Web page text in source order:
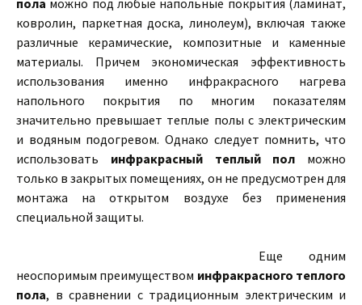
пола можно под любые напольные покрытия (ламинат,
ковролин, паркетная доска, линолеум), включая также
различные керамические, композитные и каменные
материалы. Причем экономическая эффективность
использования именно инфракрасного нагрева
напольного покрытия по многим показателям
значительно превышает теплые полы с электрическим
и водяным подогревом. Однако следует помнить, что
использовать инфракрасный теплый пол можно
только в закрытых помещениях, он не предусмотрен для
монтажа на открытом воздухе без применения
специальной защиты.
Еще одним
неоспоримым преимуществом инфракрасного теплого
пола, в сравнении с традиционным электрическим и